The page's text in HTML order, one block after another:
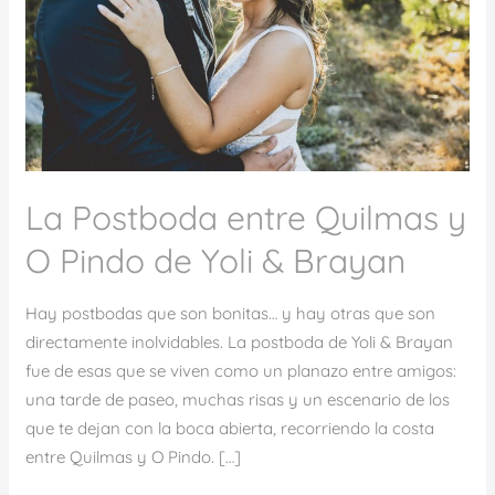
La Postboda entre Quilmas y
O Pindo de Yoli & Brayan
Hay postbodas que son bonitas… y hay otras que son
directamente inolvidables. La postboda de Yoli & Brayan
fue de esas que se viven como un planazo entre amigos:
una tarde de paseo, muchas risas y un escenario de los
que te dejan con la boca abierta, recorriendo la costa
entre Quilmas y O Pindo. […]
O
Pindo
de
Yoli
&
Brayan